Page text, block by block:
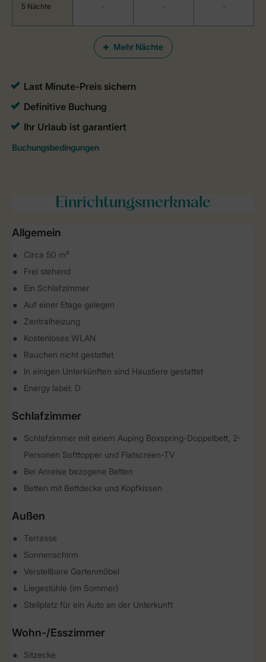
Mehr Nächte
5 Nächte - - -
Einrichtungsmerkmale
Allgemein
Circa 50 m²
Frei stehend
Ein Schlafzimmer
Auf einer Etage gelegen
Zentralheizung
Kostenloses WLAN
Rauchen nicht gestattet
In einigen Unterkünften sind Haustiere gestattet
Energy label: D
Schlafzimmer
Schlafzimmer mit einem Auping Boxspring-Doppelbett, 2-
Personen Softtopper und Flatscreen-TV
Bei Anreise bezogene Betten
Betten mit Bettdecke und Kopfkissen
Außen
Terrasse
Sonnenschirm
Verstellbare Gartenmöbel
Liegestühle (im Sommer)
Stellplatz für ein Auto an der Unterkunft
Wohn-/Esszimmer
Sitzecke